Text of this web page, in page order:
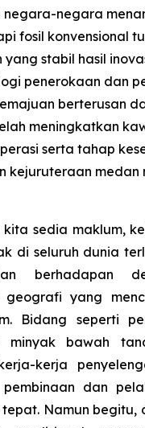
negara-negara
fosil konvensional
yang stabil hasil
penerokaan dan
berterusan
meningkatkan
serta tahap
kejuruteraan medan
sedia maklum,
di seluruh dunia
berhadapan
geografi yang
Bidang seperti
minyak bawah
kerja
pembinaan dan
Namun begitu,